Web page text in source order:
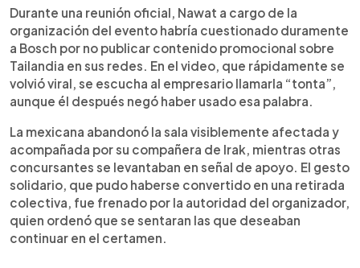
condenó el hecho y limitó el rol del anfitrión, quien
luego ofreció disculpas. El incidente generó
atención internacional y puso en duda la imagen
del certamen, cuya final está prevista para el 21 de
noviembre.
Durante una reunión oficial, Nawat a cargo de la
organización del evento habría cuestionado duramente
a Bosch por no publicar contenido promocional sobre
Tailandia en sus redes. En el video, que rápidamente se
volvió viral, se escucha al empresario llamarla “tonta”,
aunque él después negó haber usado esa palabra.
La mexicana abandonó la sala visiblemente afectada y
acompañada por su compañera de Irak, mientras otras
concursantes se levantaban en señal de apoyo. El gesto
solidario, que pudo haberse convertido en una retirada
colectiva, fue frenado por la autoridad del organizador,
quien ordenó que se sentaran las que deseaban
continuar en el certamen.